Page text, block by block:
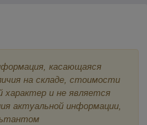
касающаяся
на складе, стоимости
и не является
актуальной информации,